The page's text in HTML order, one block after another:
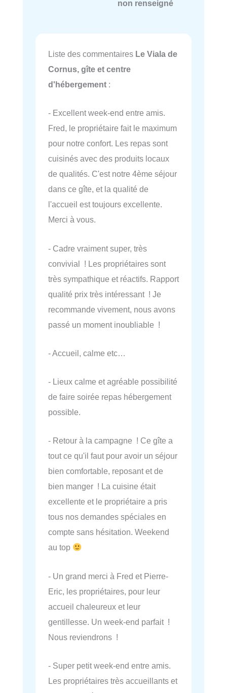
non renseigné
Liste des commentaires Le Viala de
Cornus, gîte et centre
d'hébergement :
- Excellent week-end entre amis.
Fred, le propriétaire fait le maximum
pour notre confort. Les repas sont
cuisinés avec des produits locaux
de qualités. C'est notre 4ème séjour
dans ce gîte, et la qualité de
l'accueil est toujours excellente.
Merci à vous.
- Cadre vraiment super, très
convivial ! Les propriétaires sont
très sympathique et réactifs. Rapport
qualité prix très intéressant ! Je
recommande vivement, nous avons
passé un moment inoubliable !
- Accueil, calme etc…
- Lieux calme et agréable possibilité
de faire soirée repas hébergement
possible.
- Retour à la campagne ! Ce gîte a
tout ce qu'il faut pour avoir un séjour
bien comfortable, reposant et de
bien manger ! La cuisine était
excellente et le propriétaire a pris
tous nos demandes spéciales en
compte sans hésitation. Weekend
au top
- Un grand merci à Fred et Pierre-
Eric, les propriétaires, pour leur
accueil chaleureux et leur
gentillesse. Un week-end parfait !
Nous reviendrons !
- Super petit week-end entre amis.
Les propriétaires très accueillants et